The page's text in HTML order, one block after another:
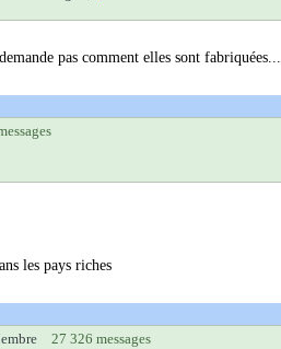
pas comment elles sont fabriquées...
les pays riches
27 326 messages